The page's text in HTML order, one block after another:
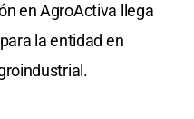
en AgroActiva llega
la entidad en